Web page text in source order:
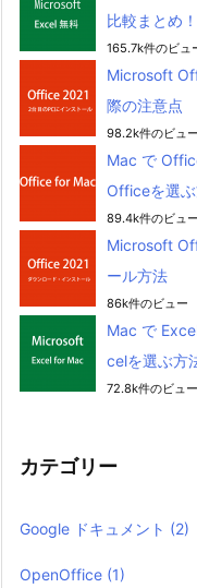
比較まとめ！
165.7k件のビュ
Microsoft
際の注意点
98.2k件のビュー
Mac で
Officeを選
89.4k件のビュー
Microsoft
ール方法
86k件のビュー
Mac で
celを選ぶ方
72.8k件のビュー
カテゴリー
Google ドキュメント (2)
OpenOffice (1)